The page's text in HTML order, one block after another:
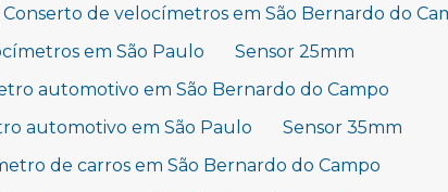
Conserto de velocímetros em São Bernardo do
em São Paulo
Sensor 25mm
automotivo em São Bernardo do Campo
automotivo em São Paulo
Sensor 35mm
de carros em São Bernardo do Campo